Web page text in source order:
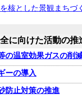
核とした景観まちづ
に向けた活動の推
の温室効果ガスの削
ーの導入
防止対策の推進